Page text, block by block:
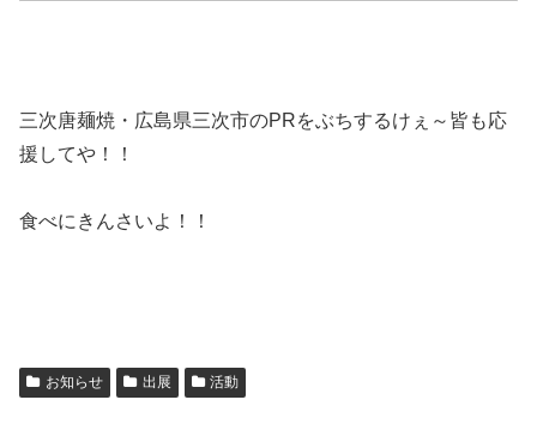
三次唐麺焼・広島県三次市のPRをぶちするけぇ～皆も応
援してや！！
食べにきんさいよ！！
お知らせ 出展 活動